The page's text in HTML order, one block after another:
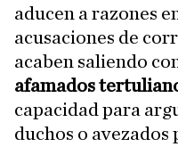
aducen a razones
acusaciones de
acaben saliendo
afamados
capacidad para
duchos o